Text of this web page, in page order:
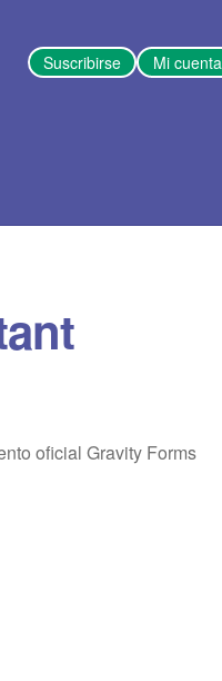
Suscribirse Mi cuenta
oficial Gravity Forms